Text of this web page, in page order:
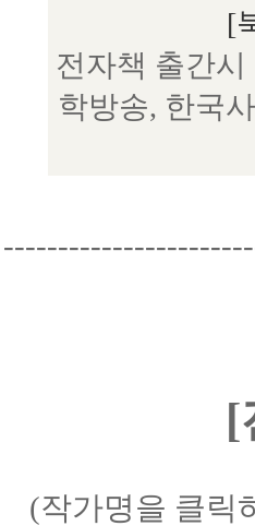
[
전자책 출간
학방송, 한국
[
(작가명을 클릭